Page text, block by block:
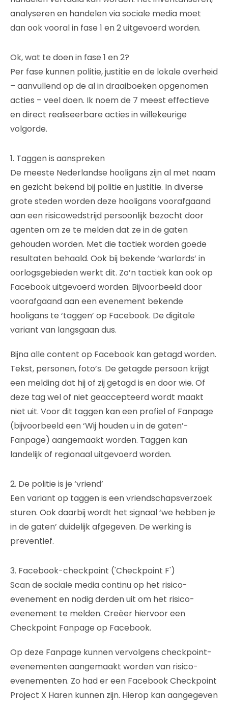
analyseren en handelen via sociale media moet
dan ook vooral in fase 1 en 2 uitgevoerd worden.
Ok, wat te doen in fase 1 en 2?
Per fase kunnen politie, justitie en de lokale overheid
– aanvullend op de al in draaiboeken opgenomen
acties – veel doen. Ik noem de 7 meest effectieve
en direct realiseerbare acties in willekeurige
volgorde.
1. Taggen is aanspreken
De meeste Nederlandse hooligans zijn al met naam
en gezicht bekend bij politie en justitie. In diverse
grote steden worden deze hooligans voorafgaand
aan een risicowedstrijd persoonlijk bezocht door
agenten om ze te melden dat ze in de gaten
gehouden worden. Met die tactiek worden goede
resultaten behaald. Ook bij bekende ‘warlords’ in
oorlogsgebieden werkt dit. Zo’n tactiek kan ook op
Facebook uitgevoerd worden. Bijvoorbeeld door
voorafgaand aan een evenement bekende
hooligans te ‘taggen’ op Facebook. De digitale
variant van langsgaan dus.
Bijna alle content op Facebook kan getagd worden.
Tekst, personen, foto’s. De getagde persoon krijgt
een melding dat hij of zij getagd is en door wie. Of
deze tag wel of niet geaccepteerd wordt maakt
niet uit. Voor dit taggen kan een profiel of Fanpage
(bijvoorbeeld een ‘Wij houden u in de gaten’-
Fanpage) aangemaakt worden. Taggen kan
landelijk of regionaal uitgevoerd worden.
2. De politie is je ‘vriend’
Een variant op taggen is een vriendschapsverzoek
sturen. Ook daarbij wordt het signaal ‘we hebben je
in de gaten’ duidelijk afgegeven. De werking is
preventief.
3. Facebook-checkpoint ('Checkpoint F')
Scan de sociale media continu op het risico-
evenement en nodig derden uit om het risico-
evenement te melden. Creëer hiervoor een
Checkpoint Fanpage op Facebook.
Op deze Fanpage kunnen vervolgens checkpoint-
evenementen aangemaakt worden van risico-
evenementen. Zo had er een Facebook Checkpoint
Project X Haren kunnen zijn. Hierop kan aangegeven